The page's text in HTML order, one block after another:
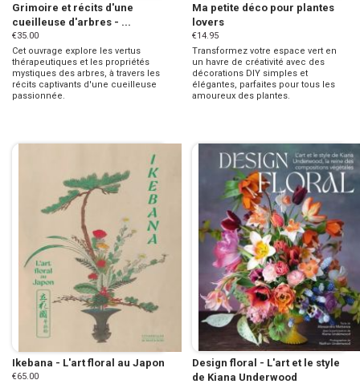
Grimoire et récits d'une
cueilleuse d'arbres - ...
€35.00
Cet ouvrage explore les vertus
thérapeutiques et les propriétés
mystiques des arbres, à travers les
récits captivants d'une cueilleuse
passionnée.
Ma petite déco pour plantes
lovers
€14.95
Transformez votre espace vert en
un havre de créativité avec des
décorations DIY simples et
élégantes, parfaites pour tous les
amoureux des plantes.
Ikebana - L'art floral au Japon
€65.00
Design floral - L'art et le style
de Kiana Underwood